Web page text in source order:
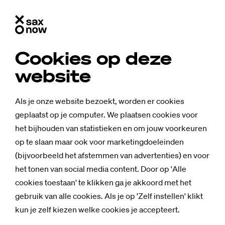
Cookies op deze
website
Als je onze website bezoekt, worden er cookies
geplaatst op je computer. We plaatsen cookies voor
het bijhouden van statistieken en om jouw voorkeuren
op te slaan maar ook voor marketingdoeleinden
(bijvoorbeeld het afstemmen van advertenties) en voor
het tonen van social media content. Door op 'Alle
cookies toestaan' te klikken ga je akkoord met het
gebruik van alle cookies. Als je op 'Zelf instellen' klikt
kun je zelf kiezen welke cookies je accepteert.
Nieuws
Klacht te­gen